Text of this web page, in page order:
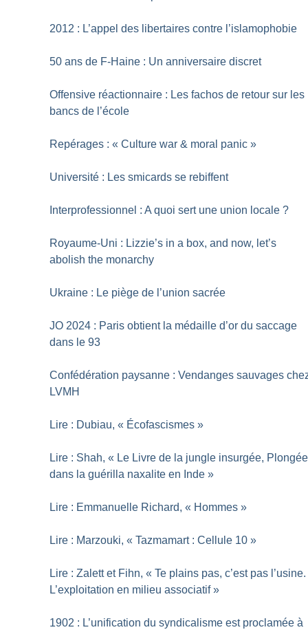
2012 : L’appel des libertaires contre l’islamophobie
50 ans de F-Haine : Un anniversaire discret
Offensive réactionnaire : Les fachos de retour sur les
bancs de l’école
Repérages : « Culture war & moral panic »
Université : Les smicards se rebiffent
Interprofessionnel : A quoi sert une union locale ?
Royaume-Uni : Lizzie’s in a box, and now, let’s
abolish the monarchy
Ukraine : Le piège de l’union sacrée
JO 2024 : Paris obtient la médaille d’or du saccage
dans le 93
Confédération paysanne : Vendanges sauvages
LVMH
Lire : Dubiau, « Écofascismes »
Lire : Shah, « Le Livre de la jungle insurgée, Plongée
dans la guérilla naxalite en Inde »
Lire : Emmanuelle Richard, « Hommes »
Lire : Marzouki, « Tazmamart : Cellule 10 »
Lire : Zalett et Fihn, « Te plains pas, c’est pas l’usine.
L’exploitation en milieu associatif »
1902 : L’unification du syndicalisme est proclamée à